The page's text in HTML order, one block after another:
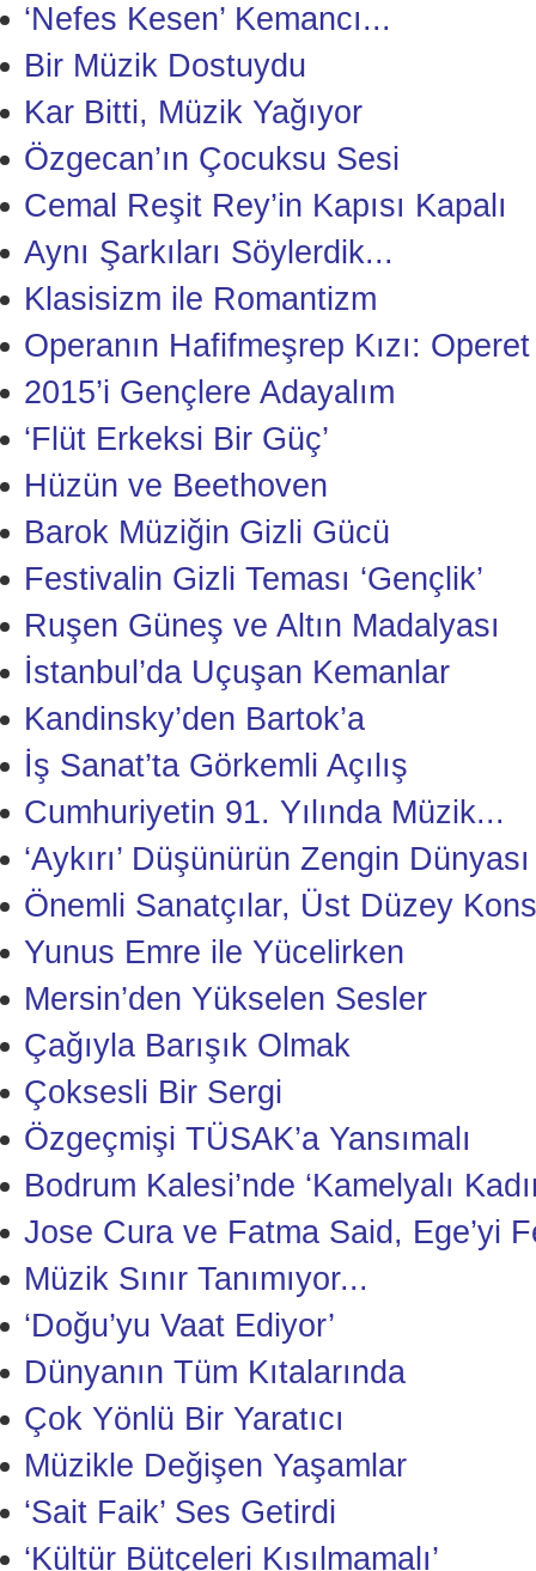
‘Nefes Kesen’ Kemancı...
Bir Müzik Dostuydu
Kar Bitti, Müzik Yağıyor
Özgecan’ın Çocuksu Sesi
Cemal Reşit Rey’in Kapısı Kapalı
Aynı Şarkıları Söylerdik...
Klasisizm ile Romantizm
Operanın Hafifmeşrep Kızı: Operet
2015’i Gençlere Adayalım
‘Flüt Erkeksi Bir Güç’
Hüzün ve Beethoven
Barok Müziğin Gizli Gücü
Festivalin Gizli Teması ‘Gençlik’
Ruşen Güneş ve Altın Madalyası
İstanbul’da Uçuşan Kemanlar
Kandinsky’den Bartok’a
İş Sanat’ta Görkemli Açılış
Cumhuriyetin 91. Yılında Müzik...
‘Aykırı’ Düşünürün Zengin Dünyası
Önemli Sanatçılar, Üst Düzey
Yunus Emre ile Yücelirken
Mersin’den Yükselen Sesler
Çağıyla Barışık Olmak
Çoksesli Bir Sergi
Özgeçmişi TÜSAK’a Yansımalı
Bodrum Kalesi’nde ‘Kamelyalı
Jose Cura ve Fatma Said, Ege’yi
Müzik Sınır Tanımıyor...
‘Doğu’yu Vaat Ediyor’
Dünyanın Tüm Kıtalarında
Çok Yönlü Bir Yaratıcı
Müzikle Değişen Yaşamlar
‘Sait Faik’ Ses Getirdi
‘Kültür Bütçeleri Kısılmamalı’